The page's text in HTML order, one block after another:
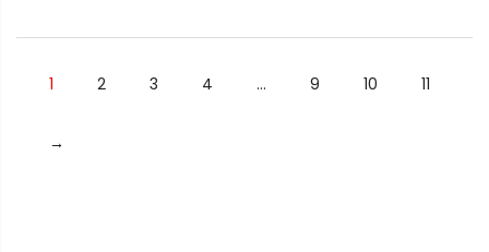
1 2 3 4 … 9 10 11
→